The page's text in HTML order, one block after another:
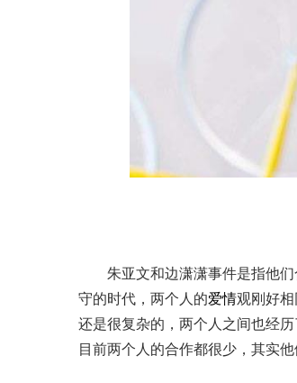
朱亚文和边潇潇事件是指他
守的时代，两个人的爱情观刚好
还是很复杂的，两个人之间也经
目前两个人的合作都很少，其实